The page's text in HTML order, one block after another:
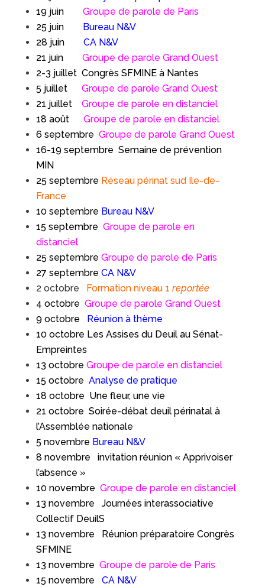
19 juinGroupe de parole de Paris
25 juin
Bureau N&V
28 juin
CA N&V
21 juin
Groupe de parole Grand Ouest
2-3 juillet Congrès SFMINE à Nantes
5 juillet
Groupe de parole Grand Ouest
21 juillet
Groupe de parole en distanciel
18 août
Groupe de parole en distanciel
6 septembre Groupe de parole Grand Ouest
16-19 septembre Semaine de prévention
MIN
25 septembre Réseau périnat sud Ile-de-
France
10 septembre Bureau N&V
15 septembre Groupe de parole en
distanciel
25 septembre Groupe de parole de Paris
27 septembre CA N&V
2 octobre
Formation niveau 1 reportée
4 octobre Groupe de parole Grand Ouest
9 octobre
Réunion à thème
10 octobre Les Assises du Deuil au Sénat-
Empreintes
13 octobre Groupe de parole en distanciel
15 octobre Analyse de pratique
18 octobre Une fleur, une vie
21 octobre Soirée-débat deuil périnatal à
l’Assemblée nationale
5 novembre Bureau N&V
8 novembre invitation réunion « Apprivoiser
l’absence »
10 novembre Groupe de parole en distanciel
13 novembre Journées interassociative
Collectif DeuilS
13 novembre Réunion préparatoire Congrès
SFMINE
13 novembre Groupe de parole de Paris
15 novembre
CA N&V